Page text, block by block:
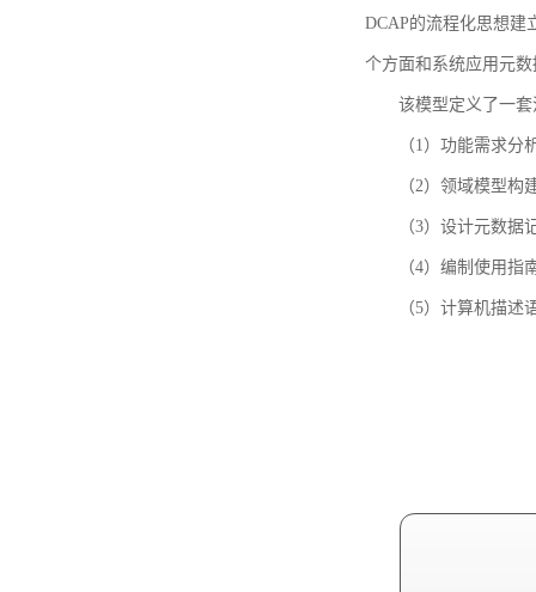
DCAP的流程化思想建
个方面和系统应用元
该模型定义了一
（1）功能需求
（2）领域模型
（3）设计元数据
（4）编制使用指
（5）计算机描述